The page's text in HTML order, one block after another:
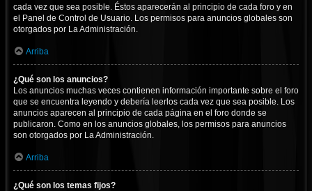
cada vez que sea posible. Éstos aparecerán al principio de cada foro y en
el Panel de Control de Usuario. Los permisos para anuncios globales son
otorgados por La Administración.
Arriba
¿Qué son los anuncios?
Los anuncios muchas veces contienen información importante sobre el foro
que se encuentra leyendo y debería leerlos cada vez que sea posible. Los
anuncios aparecen al principio de cada página en el foro donde se
publicaron. Como en los anuncios globales, los permisos para anuncios
son otorgados por La Administración.
Arriba
¿Qué son los temas fijos?